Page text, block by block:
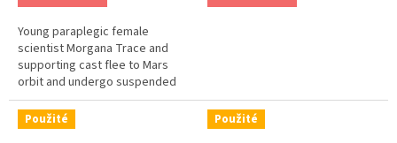
Young paraplegic female
scientist Morgana Trace and
supporting cast flee to Mars
orbit and undergo suspended
animation there for 10,000 years
to avoid catastrophic
happenings on...
Použité Použité